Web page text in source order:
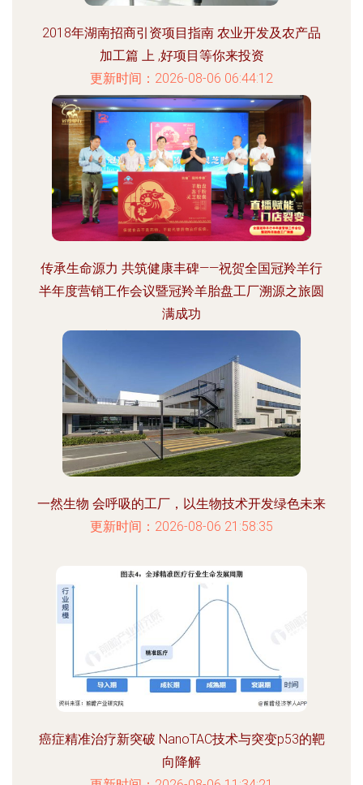
2018年湖南招商引资项目指南 农业开发及农产品
加工篇 上 ,好项目等你来投资
更新时间：2026-08-06 06:44:12
传承生命源力 共筑健康丰碑——祝贺全国冠羚羊行
半年度营销工作会议暨冠羚羊胎盘工厂溯源之旅圆
满成功
一然生物 会呼吸的工厂，以生物技术开发绿色未来
更新时间：2026-08-06 21:58:35
癌症精准治疗新突破 NanoTAC技术与突变p53的靶
向降解